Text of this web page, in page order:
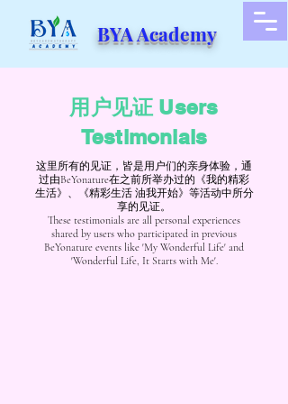
BYA Academy
用户见证 Users
Testimonials
这里所有的见证，皆是用户们的亲身体验，通
过由BeYonature在之前所举办过的《我的精彩
生活》、《精彩生活 油我开始》等活动中所分
享的见证。
These testimonials are all personal experiences
shared by users who participated in previous
BeYonature events like 'My Wonderful Life' and
'Wonderful Life, It Starts with Me'.